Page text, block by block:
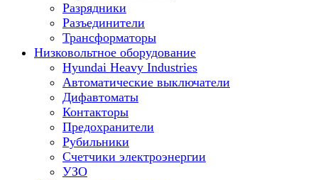
Разрядники
Разъединители
Трансформаторы
Низковольтное оборудование
Hyundai Heavy Industries
Автоматические выключатели
Дифавтоматы
Контакторы
Предохранители
Рубильники
Счетчики электроэнергии
УЗО